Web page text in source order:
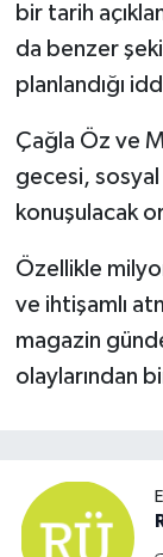
bir tarih
da benzer
planlandığı
Çağla Öz ve
gecesi, sosyal
konuşulacak
Özellikle
ve ihtişamlı
magazin
olaylarından